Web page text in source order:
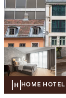
HOME HOTEL